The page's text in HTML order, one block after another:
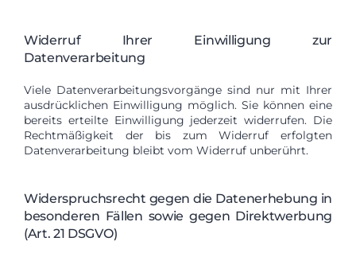
Widerruf Ihrer Einwilligung zur
Datenverarbeitung
Viele Datenverarbeitungsvorgänge sind nur mit Ihrer
ausdrücklichen Einwilligung möglich. Sie können eine
bereits erteilte Einwilligung jederzeit widerrufen. Die
Rechtmäßigkeit der bis zum Widerruf erfolgten
Datenverarbeitung bleibt vom Widerruf unberührt.
Widerspruchsrecht gegen die Datenerhebung in
besonderen Fällen sowie gegen Direktwerbung
(Art. 21 DSGVO)